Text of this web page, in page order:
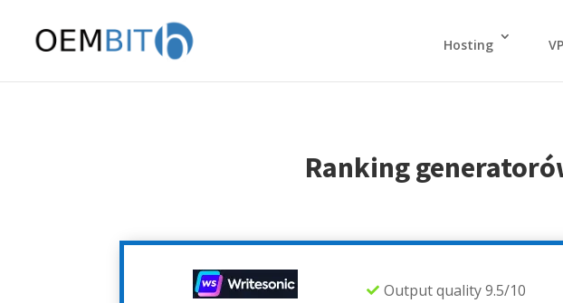
Hosting
Ranking
 Output quality 9.5/10